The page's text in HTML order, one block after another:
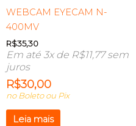
WEBCAM EYECAM N-
400MV
R$35,30
Em até 3x de R$11,77sem
juros
R$30,00
no Boleto ou Pix
Leia mais